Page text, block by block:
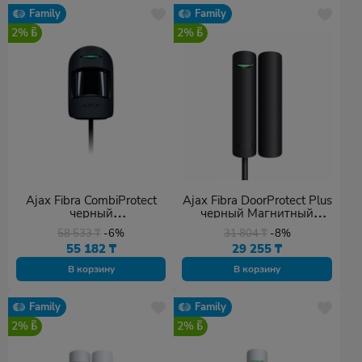
Family
2%
Ajax Fibra CombiProtect
черный
Комбинированный
датчик движения и
разбития стекла с
иммунитетом к животным
58 533₸ -6%
55 182 ₸
В корзину
Family
2%
Ajax Fibra DoorProtect Plus
черный Магнитный
датчик открытия с
сенсором удара и
наклона
31 804₸ -8%
29 255₸
В корзину
Family
2%
Family
2%